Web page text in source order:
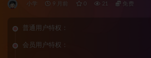
小学 9 月前 0 21 免费
普通用户特权：
会员用户特权：